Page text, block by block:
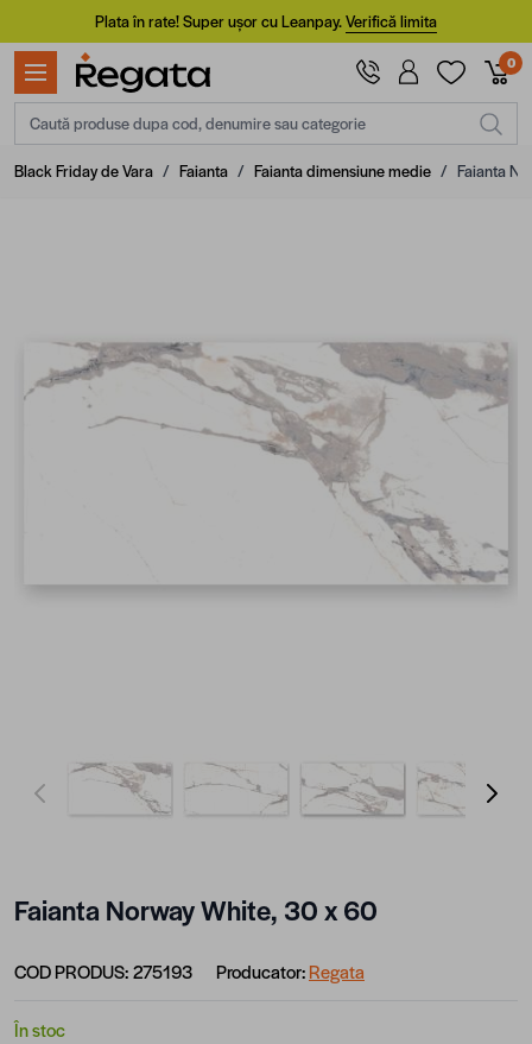
Mergi la ConținutPlata în rate! Super ușor cu Leanpay.Verifică limita
0
Caută produse dupa cod, denumire sau categorie
Black Friday de Vara / Faianta / Faianta dimensiune medie / Faianta
Faianta Norway White, 30 x 60
COD PRODUS:275193 Producator:Regata
În stoc